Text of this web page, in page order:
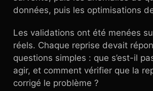
données, puis les optimisations
Les validations ont été menées
réels. Chaque reprise devait
questions simples : que s’est-il
agir, et comment vérifier que la
corrigé le problème ?